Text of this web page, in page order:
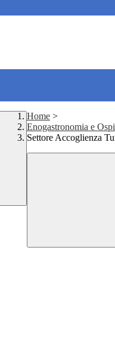
Home >
Enogastronomia e
Settore Accoglienza